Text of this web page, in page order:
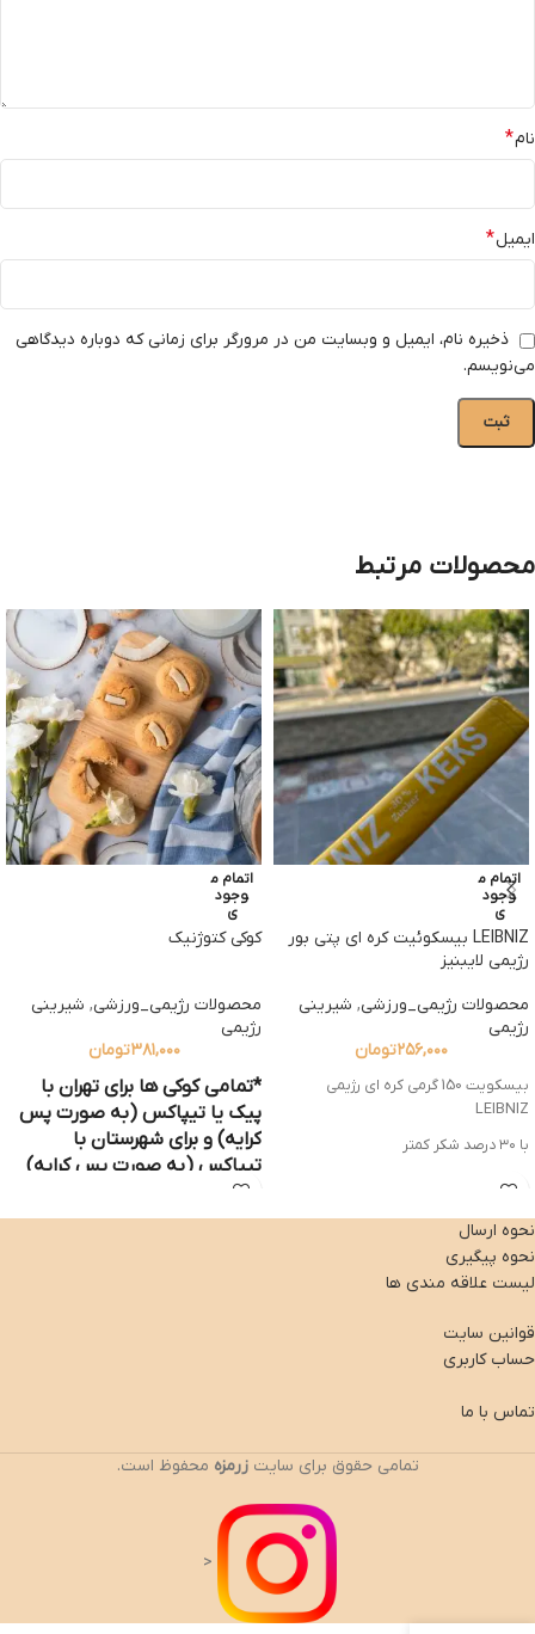
نام*
ایمیل*
ذخیره نام، ایمیل و وبسایت من در مرورگر برای زمانی که دوباره دیدگاهی
می‌نویسم.
محصولات مرتبط
اتمام م
وجود
ی
LEIBNIZ بیسکوئیت کره ای پتی بور
رژیمی لایبنیز
محصولات رژیمی_ورزشی, شیرینی
رژیمی
۲۵۶,۰۰۰تومان
بیسکویت 150 گرمی کره اي رژيمي
LEIBNIZ
با ۳۰ درصد شکر کمتر
داراي انرژی بالا، چربی و نمک کم
محصول کشور آلمان
اتمام م
وجود
ی
کوکی کتوژنیک
محصولات رژیمی_ورزشی, شیرینی
رژیمی
۳۸۱,۰۰۰تومان
*تمامی کوکیها برای تهران با
پیک یا تیپاکس (به صورت پس
کرایه) و برای شهرستان با
تیپاکس (به صورت پس کرایه)
ارسال می شوند*
نحوه ارسال
نحوه پیگیری
لیست علاقه مندی ها
قوانین سایت
حساب کاربری
تماس با ما
تمامی حقوق برای سایتزرمزه محفوظ است.
<